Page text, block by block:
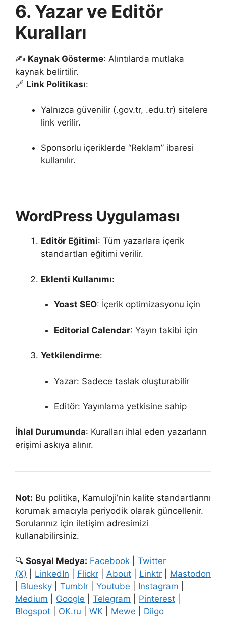
6. Yazar ve Editör
Kuralları
✍️ Kaynak Gösterme: Alıntılarda mutlaka
kaynak belirtilir.
🔗 Link Politikası:
Yalnızca güvenilir (.gov.tr, .edu.tr) sitelere
link verilir.
Sponsorlu içeriklerde “Reklam” ibaresi
kullanılır.
WordPress Uygulaması
Editör Eğitimi: Tüm yazarlara içerik
standartları eğitimi verilir.
Eklenti Kullanımı:
Yoast SEO: İçerik optimizasyonu için
Editorial Calendar: Yayın takibi için
Yetkilendirme:
Yazar: Sadece taslak oluşturabilir
Editör: Yayınlama yetkisine sahip
İhlal Durumunda: Kuralları ihlal eden yazarların
erişimi askıya alınır.
Not: Bu politika, Kamuloji’nin kalite standartlarını
korumak amacıyla periyodik olarak güncellenir.
Sorularınız için iletişim adresimizi
kullanabilirsiniz.
🔍 Sosyal Medya: Facebook
Twitter
(X)
LinkedIn Flickr About Linktr
Mastodon
Bluesky Tumblr Youtube Instagram
Medium
Google Telegram Pinterest
Blogspot
OK.ru WK Mewe Diigo